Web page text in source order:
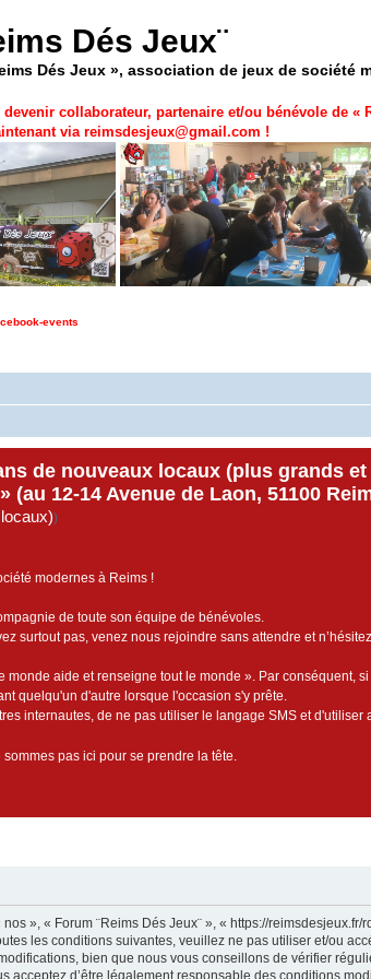
Dés Jeux¨
Dés Jeux », association de jeux de société
collaborateur, partenaire et/ou bénévole de «
viareimsdesjeux@gmail.com !
events
de nouveaux locaux (plus grands
12-14 Avenue de Laon, 51100
)
modernes à Reims !
de toute son équipe de bénévoles.
surtout pas, venez nous rejoindre sans attendre et
aide et renseigne tout le monde ». Par conséquent,
quelqu'un d'autre lorsque l'occasion s'y prête.
internautes, de ne pas utiliser le langage SMS et d'utiliser
pas ici pour se prendre la tête.
», « Forum ¨Reims Dés Jeux¨ », « https://
les conditions suivantes, veuillez ne pas utiliser et/ou
bien que nous vous conseillons de vérifier
acceptez d’être légalement responsable des conditions